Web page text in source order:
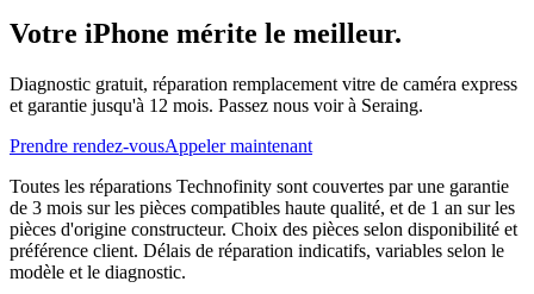
Votre iPhone mérite le meilleur.
Diagnostic gratuit, réparation remplacement vitre de caméra express
et garantie jusqu'à 12 mois. Passez nous voir à Seraing.
Prendre rendez-vousAppeler maintenant
Toutes les réparations Technofinity sont couvertes par une garantie
de 3 mois sur les pièces compatibles haute qualité, et de 1 an sur les
pièces d'origine constructeur. Choix des pièces selon disponibilité et
préférence client. Délais de réparation indicatifs, variables selon le
modèle et le diagnostic.